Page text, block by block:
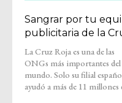
Sangrar por tu
publicitaria de la
La Cruz Roja es una de las
ONGs más importantes del
mundo. Solo su filial
ayudó a más de 11 millones
personas en el mundo, pero
en 2023 tuvo problemas para
cumplir sus objetivos